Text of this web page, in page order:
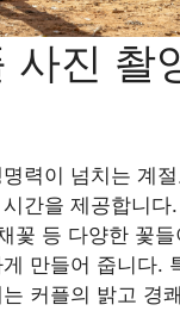
사진 촬
력이 넘치는 계
간을 제공합니다
꽃 등 다양한 꽃
만들어 줍니다.
커플의 밝고 경